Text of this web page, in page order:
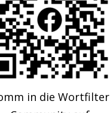
in die Wortfilter